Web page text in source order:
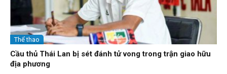
Thể thao
Cầu thủ Thái Lan bị sét đánh tử vong trong trận giao hữu
địa phương